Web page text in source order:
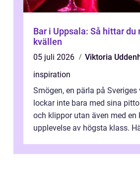
Bar i Uppsala: Så hittar
kvällen
05 juli 2026
Viktoria
inspiration
Smögen, en pärla på Sveriges
lockar inte bara med sina
och klippor utan även med en
upplevelse av högsta klass.